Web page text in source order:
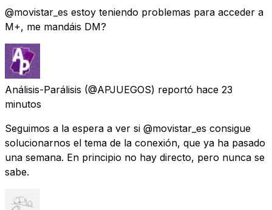
@movistar_es estoy teniendo problemas para acceder a
M+, me mandáis DM?
Análisis-Parálisis (@APJUEGOS) reportó hace 23
minutos
Seguimos a la espera a ver si @movistar_es consigue
solucionarnos el tema de la conexión, que ya ha pasado
una semana. En principio no hay directo, pero nunca se
sabe.